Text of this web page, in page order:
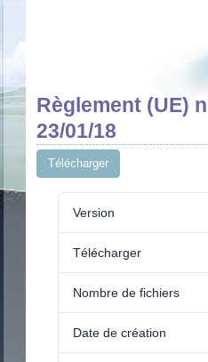
Règlement (UE)
23/01/18
Télécharger
Version
Télécharger
Nombre de fichiers
Date de création